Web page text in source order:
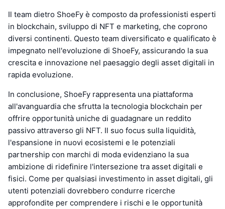
Il team dietro ShoeFy è composto da professionisti esperti
in blockchain, sviluppo di NFT e marketing, che coprono
diversi continenti. Questo team diversificato e qualificato è
impegnato nell'evoluzione di ShoeFy, assicurando la sua
crescita e innovazione nel paesaggio degli asset digitali in
rapida evoluzione.
In conclusione, ShoeFy rappresenta una piattaforma
all'avanguardia che sfrutta la tecnologia blockchain per
offrire opportunità uniche di guadagnare un reddito
passivo attraverso gli NFT. Il suo focus sulla liquidità,
l'espansione in nuovi ecosistemi e le potenziali
partnership con marchi di moda evidenziano la sua
ambizione di ridefinire l'intersezione tra asset digitali e
fisici. Come per qualsiasi investimento in asset digitali, gli
utenti potenziali dovrebbero condurre ricerche
approfondite per comprendere i rischi e le opportunità